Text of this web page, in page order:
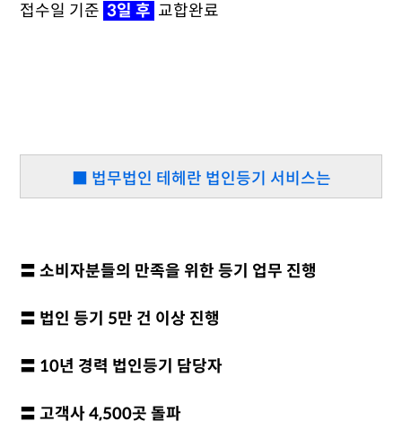
접수일 기준 3일 후 교합완료
■ 법무법인 테헤란 법인등기 서비스는
〓 소비자분들의 만족을 위한 등기 업무 진행
〓 법인 등기 5만 건 이상 진행
〓 10년 경력 법인등기 담당자
〓 고객사 4,500곳 돌파